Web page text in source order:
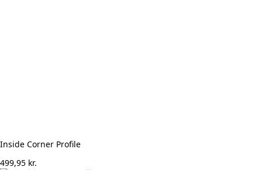
Inside Corner Profile
499,95 kr.